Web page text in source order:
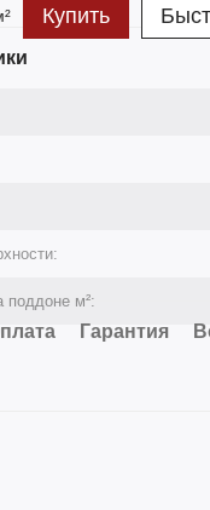
Купить
поддоне м²:
Гарантия